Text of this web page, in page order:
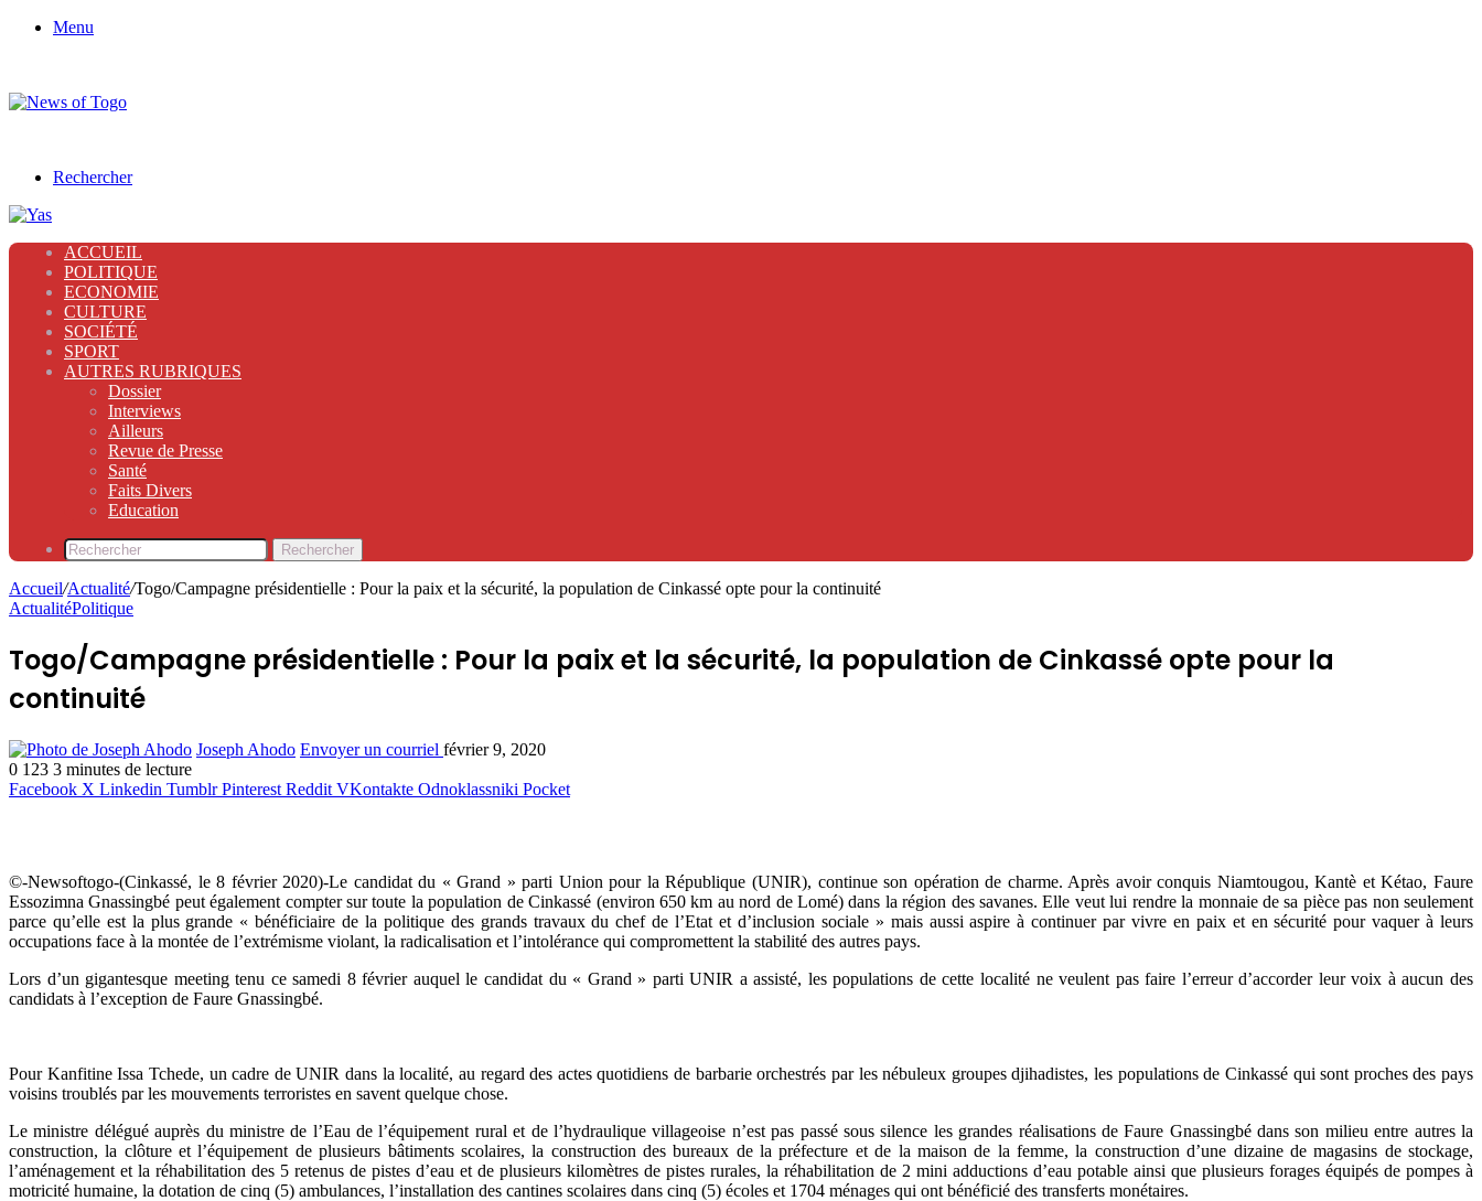
Menu
Rechercher
ACCUEIL
POLITIQUE
ECONOMIE
CULTURE
SOCIÉTÉ
SPORT
AUTRES RUBRIQUES
Dossier
Interviews
Ailleurs
Revue de Presse
Santé
Faits Divers
Education
Rechercher
Accueil/Actualité/Togo/Campagne présidentielle : Pour la paix et la sécurité, la population de Cinkassé opte pour la continuité
ActualitéPolitique
Togo/Campagne présidentielle : Pour la paix et la sécurité, la population de Cinkassé opte pour la
continuité
Joseph Ahodo Envoyer un courriel février 9, 2020
0 123 3 minutes de lecture
Facebook X Linkedin Tumblr Pinterest Reddit VKontakte Odnoklassniki Pocket
©-Newsoftogo-(Cinkassé, le 8 février 2020)-Le candidat du « Grand » parti Union pour la République (UNIR), continue son opération de charme. Après avoir conquis Niamtougou, Kantè et Kétao, Faure
Essozimna Gnassingbé peut également compter sur toute la population de Cinkassé (environ 650 km au nord de Lomé) dans la région des savanes. Elle veut lui rendre la monnaie de sa pièce pas non seulement
parce qu’elle est la plus grande « bénéficiaire de la politique des grands travaux du chef de l’Etat et d’inclusion sociale » mais aussi aspire à continuer par vivre en paix et en sécurité pour vaquer à leurs
occupations face à la montée de l’extrémisme violant, la radicalisation et l’intolérance qui compromettent la stabilité des autres pays.
Lors d’un gigantesque meeting tenu ce samedi 8 février auquel le candidat du « Grand » parti UNIR a assisté, les populations de cette localité ne veulent pas faire l’erreur d’accorder leur voix à aucun des
candidats à l’exception de Faure Gnassingbé.
Pour Kanfitine Issa Tchede, un cadre de UNIR dans la localité, au regard des actes quotidiens de barbarie orchestrés par les nébuleux groupes djihadistes, les populations de Cinkassé qui sont proches des pays
voisins troublés par les mouvements terroristes en savent quelque chose.
Le ministre délégué auprès du ministre de l’Eau de l’équipement rural et de l’hydraulique villageoise n’est pas passé sous silence les grandes réalisations de Faure Gnassingbé dans son milieu entre autres la
construction, la clôture et l’équipement de plusieurs bâtiments scolaires, la construction des bureaux de la préfecture et de la maison de la femme, la construction d’une dizaine de magasins de stockage,
l’aménagement et la réhabilitation des 5 retenus de pistes d’eau et de plusieurs kilomètres de pistes rurales, la réhabilitation de 2 mini adductions d’eau potable ainsi que plusieurs forages équipés de pompes à
motricité humaine, la dotation de cinq (5) ambulances, l’installation des cantines scolaires dans cinq (5) écoles et 1704 ménages qui ont bénéficié des transferts monétaires.